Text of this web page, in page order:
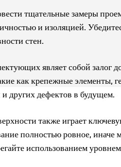
тщательные замеры
и изоляцией.
стен.
являет собой залог
как крепежные элементы,
других дефектов в будущем.
также играет
полностью ровное,
использованием